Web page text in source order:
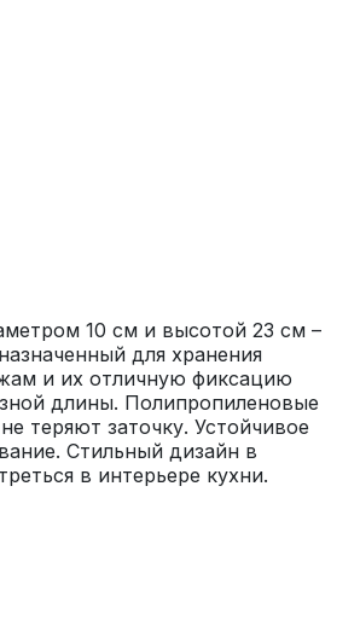
10 см и высотой 23 см –
для хранения
и их отличную фиксацию
длины. Полипропиленовые
теряют заточку. Устойчивое
Стильный дизайн в
в интерьере кухни.